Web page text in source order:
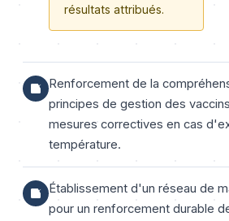
résultats attribués.
Renforcement de la
principes de gestion des
mesures correctives en cas
température.
Établissement d'un réseau de
pour un renforcement durable